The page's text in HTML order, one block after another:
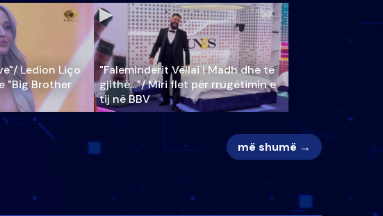
Ledion Liço
"Big Brother
"Faleminderit Vëllai i Madh dhe të
gjithë…"/ Miri flet për rrugëtimin e
tij në BBV
më shumë →